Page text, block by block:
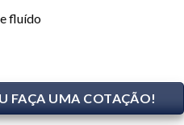
fluído
FAÇA UMA COTAÇÃO!